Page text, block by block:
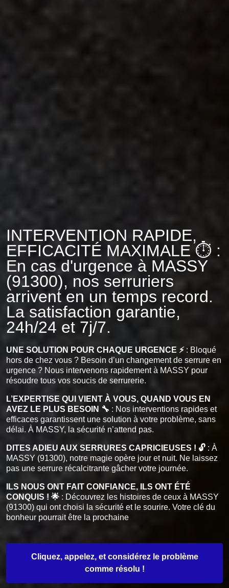
INTERVENTION RAPIDE,
EFFICACITÉ MAXIMALE ⏱️ :
En cas d'urgence à MASSY
(91300), nos serruriers
arrivent en un temps record.
La satisfaction garantie,
24h/24 et 7j/7.
UNE SOLUTION POUR CHAQUE URGENCE ⚡: Bloqué
hors de chez vous ? Besoin d’un changement de serrure en
urgence ? Nous intervenons rapidement à MASSY pour
résoudre tous vos soucis de serrurerie.
L’EXPERTISE QUI VIENT À VOUS, QUAND VOUS EN
AVEZ LE PLUS BESOIN 🔧 : Nos interventions rapides et
efficaces garantissent une solution à votre problème, sans
délai. À MASSY, la sécurité n’attend pas.
DITES ADIEU AUX SERRURES CAPRICIEUSES ! 🔓 : À
MASSY (91300), notre magie opère jour et nuit. Ne laissez
pas une serrure récalcitrante gâcher votre journée.
ILS NOUS ONT FAIT CONFIANCE, ILS ONT ÉTÉ
CONQUIS ! 🌟 : Découvrez les histoires de ceux à MASSY
(91300) qui ont choisi la sécurité et le sourire. Votre clé du
bonheur pourrait être la prochaine
Cliquez, appelez, et considérez le problème
comme résolu !